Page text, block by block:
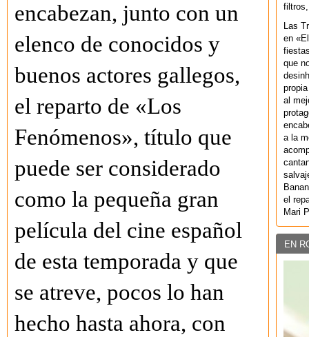
encabezan, junto con un
elenco de conocidos y
buenos actores gallegos,
el reparto de «Los
Fenómenos», título que
puede ser considerado
como la pequeña gran
película del cine español
de esta temporada y que
se atreve, pocos lo han
hecho hasta ahora, con
filtros,
Las
en
que
al
a la
el
Mari
EN